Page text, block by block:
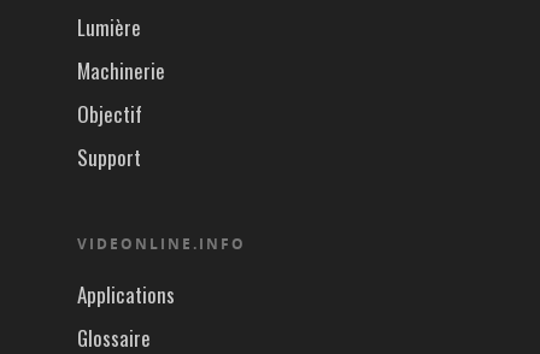
Lumière
Machinerie
Objectif
Support
VIDEONLINE.INFO
Applications
Glossaire